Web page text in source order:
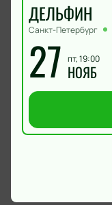
ДЕЛЬФИН
Санкт-Петербург
27 пт, 19:00
НОЯБ